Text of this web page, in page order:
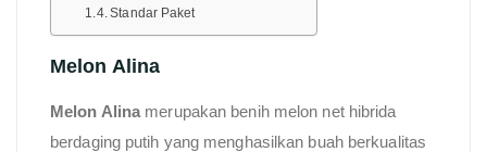
Standar Paket
Melon Alina
Melon Alina merupakan benih melon net hibrida
berdaging putih yang menghasilkan buah berkualitas